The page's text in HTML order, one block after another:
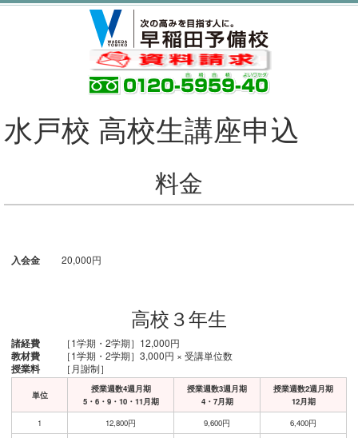
水戸校 高校生講座申込
料金
入会金 20,000円
高校３年生
諸経費 ［1学期・2学期］12,000円
教材費 ［1学期・2学期］3,000円 × 受講単位数
授業料 ［月謝制］
単位
授業週数4週月期
5・6・9・10・11月期
授業週数3週月期
4・7月期
授業週数2週月期
12月期
1
12,800円 9,600円
6,400円